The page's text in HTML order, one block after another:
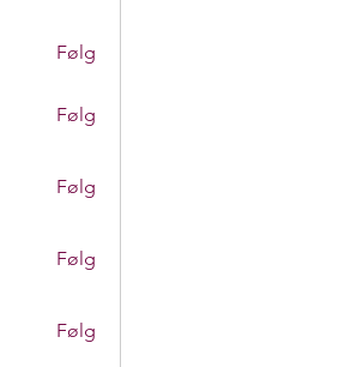
Følg
Følg
Følg
Følg
Følg